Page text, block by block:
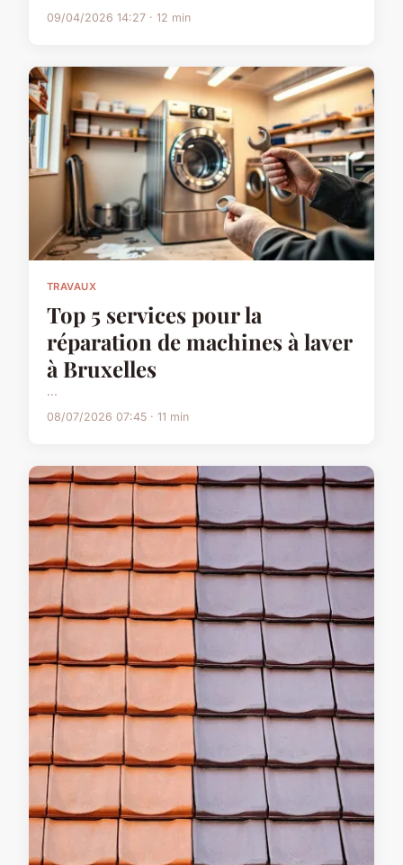
09/04/2026 14:27 · 12 min
TRAVAUX
Top 5 services pour la
réparation de machines à laver
à Bruxelles
...
08/07/2026 07:45 · 11 min